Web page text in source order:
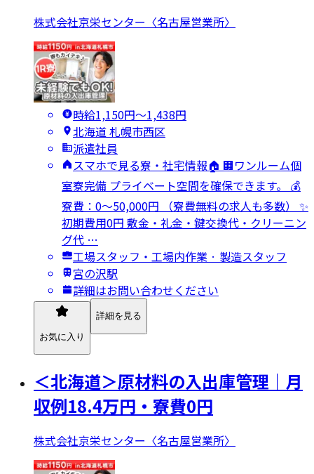
株式会社京栄センター〈名古屋営業所〉
時給1,150円〜1,438円
北海道 札幌市西区
派遣社員
スマホで見る寮・社宅情報🏠 🏢ワンルーム個
室寮完備 プライベート空間を確保できます。 💰
寮費：0～50,000円 （寮費無料の求人も多数） ✨
初期費用0円 敷金・礼金・鍵交換代・クリーニン
グ代 …
工場スタッフ・工場内作業 · 製造スタッフ
宮の沢駅
詳細はお問い合わせください
お気に入り
詳細を見る
＜北海道＞原材料の入出庫管理｜月
収例18.4万円・寮費0円
株式会社京栄センター〈名古屋営業所〉